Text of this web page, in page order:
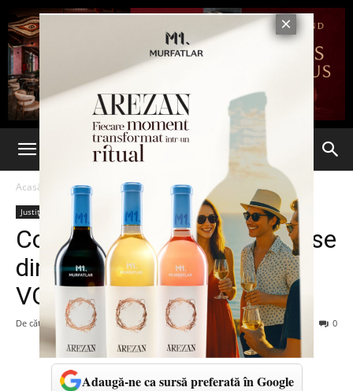
Acasă Justiție
Justiție
Control de la Primărie. Terase
din Alexandru cel Bun care
VOR FI ÎNCHISE
De către 11 iunie 2013 0
Adaugă-ne ca sursă preferată în Google